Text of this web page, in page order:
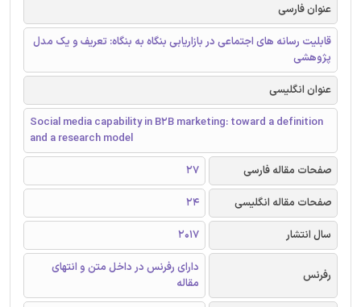
عنوان فارسی
قابلیت رسانه های اجتماعی در بازاریابی بنگاه به بنگاه: تعریف و یک مدل
پژوهشی
عنوان انگلیسی
Social media capability in B2B marketing: toward a definition
and a research model
صفحات مقاله فارسی
27
صفحات مقاله انگلیسی
24
سال انتشار
2017
رفرنس
دارای رفرنس در داخل متن و انتهای
مقاله